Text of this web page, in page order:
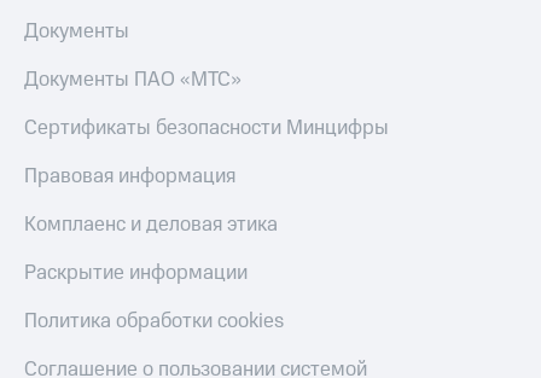
Документы
Документы ПАО «МТС»
Сертификаты безопасности Минцифры
Правовая информация
Комплаенс и деловая этика
Раскрытие информации
Политика обработки cookies
Соглашение о пользовании системой